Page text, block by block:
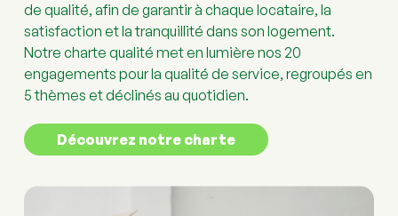
de qualité, afin de garantir à chaque locataire, la
satisfaction et la tranquillité dans son logement.
Notre charte qualité met en lumière nos 20
engagements pour la qualité de service, regroupés en
5 thèmes et déclinés au quotidien.
Découvrez notre charte